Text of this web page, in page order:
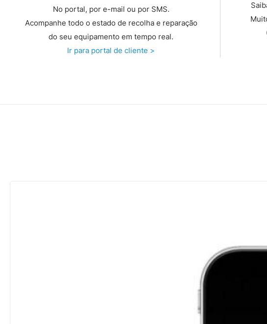
No portal, por e-mail ou por SMS.
Acompanhe todo o estado de recolha e reparação
do seu equipamento em tempo real.
Ir para portal de cliente >